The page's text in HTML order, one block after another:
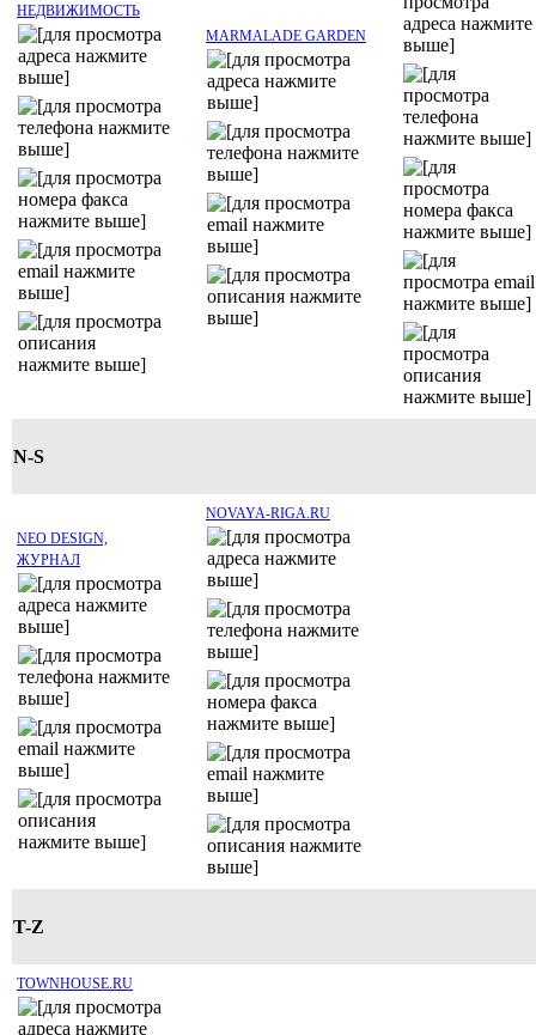
НЕДВИЖИМОСТЬ
MARMALADE GARDEN
N-S
NEO DESIGN,
ЖУРНАЛ
NOVAYA-RIGA.RU
T-Z
TOWNHOUSE.RU